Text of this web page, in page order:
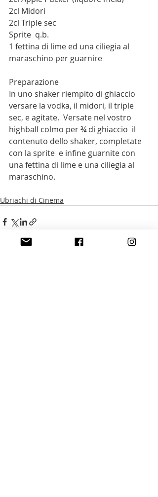
2cl Midori
2cl Triple sec
Sprite  q.b.
1 fettina di lime ed una ciliegia al
maraschino per guarnire
Preparazione
In uno shaker riempito di ghiaccio
versare la vodka, il midori, il triple
sec, e agitate.  Versate nel vostro
highball colmo per ¾ di ghiaccio  il
contenuto dello shaker, completate
con la sprite  e infine guarnite con
una fettina di lime e una ciliegia al
maraschino.
Ubriachi di Cinema